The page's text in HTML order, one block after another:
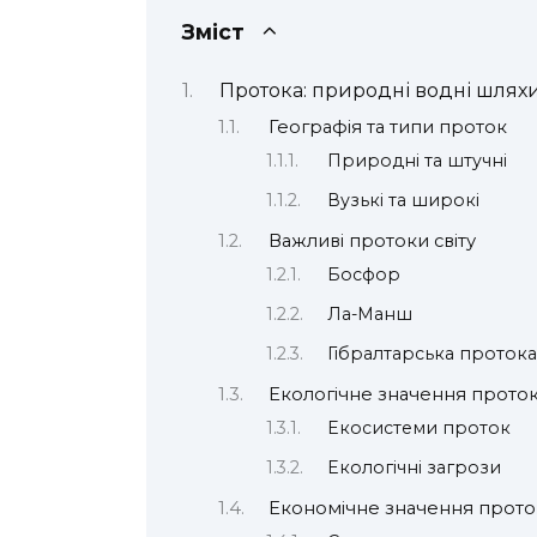
Зміст
Протока: природні водні
Географія та типи проток
Природні та штучні
Вузькі та широкі
Важливі протоки світу
Босфор
Ла-Манш
Гібралтарська протока
Екологічне значення
Екосистеми проток
Екологічні загрози
Економічне значення